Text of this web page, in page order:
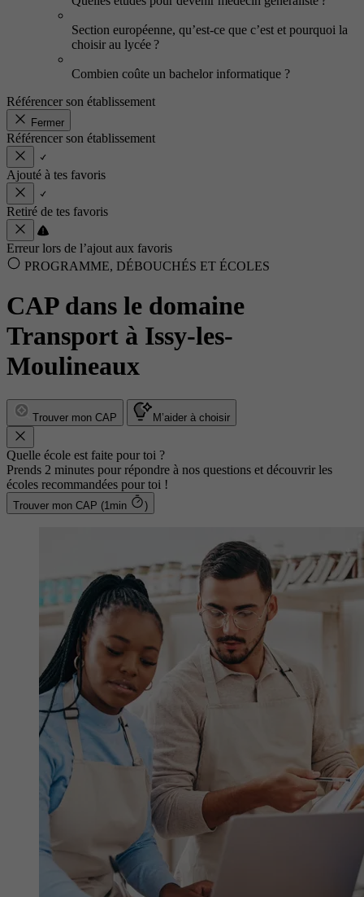
Section européenne, qu’est-ce que c’est et pourquoi la
choisir au lycée ?
Combien coûte un bachelor informatique ?
Référencer son établissement
Fermer
Référencer son établissement
Ajouté à tes favoris
Retiré de tes favoris
Erreur lors de l’ajout aux favoris
PROGRAMME, DÉBOUCHÉS ET ÉCOLES
CAP dans le domaine
Transport à Issy-les-
Moulineaux
Trouver mon CAP M’aider à choisir
Quelle école est faite pour toi ?
Prends 2 minutes pour répondre à nos questions et découvrir les
écoles recommandées pour toi !
Trouver mon CAP (1min )